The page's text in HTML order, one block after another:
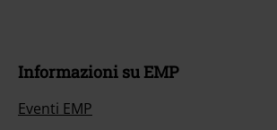
Informazioni su EMP
Eventi EMP